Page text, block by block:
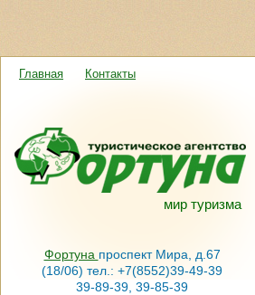
мир туризма
Главная Контакты
Фортуна проспект Мира, д.67
(18/06) тел.: +7(8552)39-49-39
39-89-39, 39-85-39